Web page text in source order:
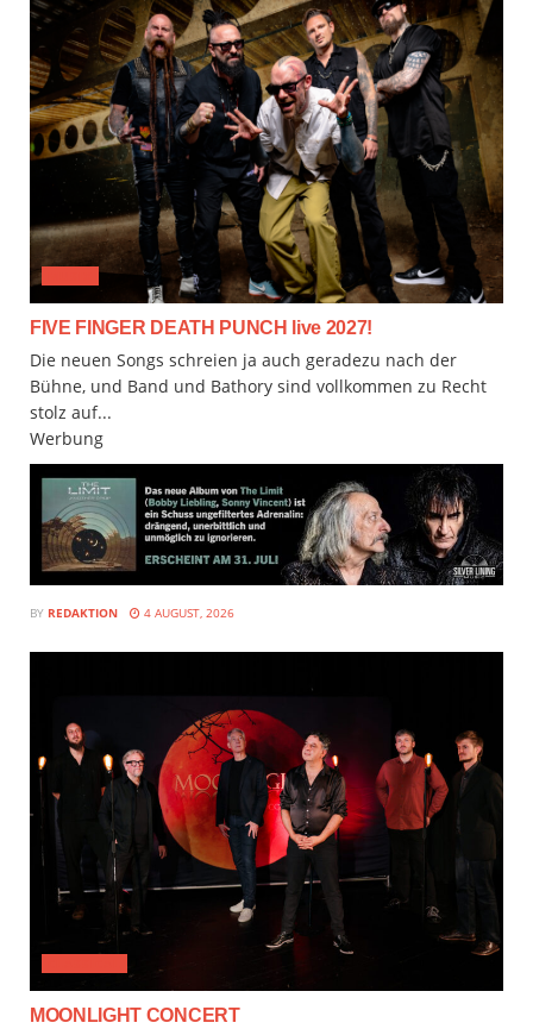
FIVE FINGER DEATH PUNCH live 2027!
Die neuen Songs schreien ja auch geradezu nach der
Bühne, und Band und Bathory sind vollkommen zu Recht
stolz auf...
Werbung
BY REDAKTION 4 AUGUST, 2026
MOONLIGHT CONCERT